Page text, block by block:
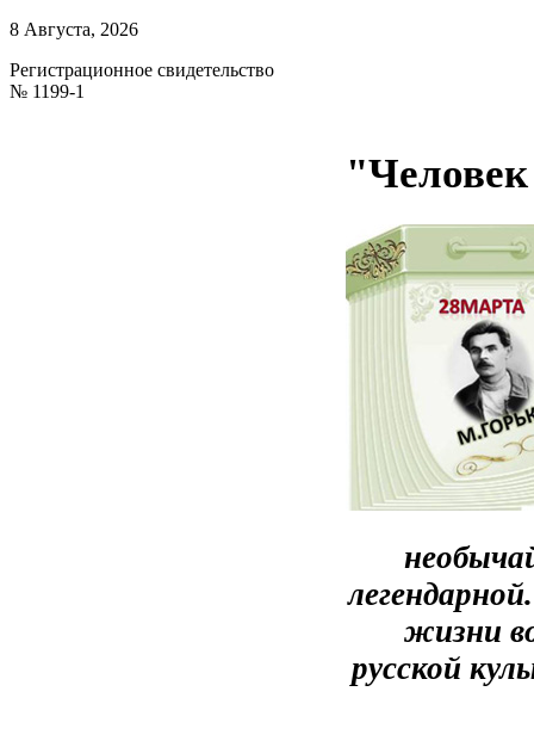
8 Августа, 2026
Регистрационное свидетельство
№ 1199-1
жизни
русской